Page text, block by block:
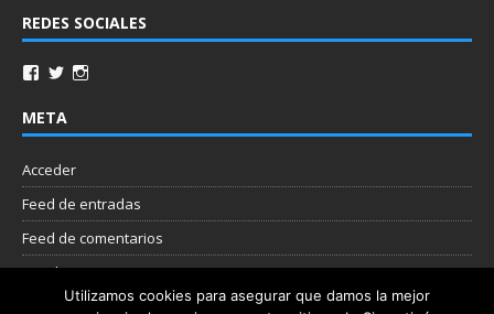
REDES SOCIALES
META
Acceder
Feed de entradas
Feed de comentarios
WordPress.org
Utilizamos cookies para asegurar que damos la mejor